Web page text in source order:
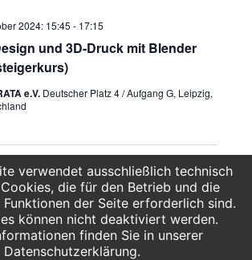
und 3D-Druck mit Blender
2024: 15:45 - 17:15
e.V. Deutscher Platz 4 / Aufgang G, Leipzig,
VERANSTALTUNGEN
Heute NÄCHSTE
ABONNIEREN
verwendet ausschließlich technisch
die für den Betrieb und die
der Seite erforderlich sind.
können nicht deaktiviert werden.
finden Sie in unserer
Datenschutzerklärung.